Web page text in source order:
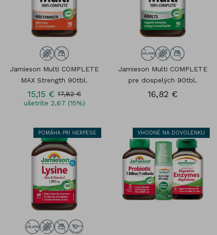
Jamieson Multi COMPLETE
MAX Strength 90tbl.
15,15 € 17,82 €
ušetríte 2,67 (15%)
Jamieson Multi COMPLETE
pre dospelých 90tbl.
16,82 €
POMÁHA PRI HERPESE VHODNÉ NA DOVOLENKU